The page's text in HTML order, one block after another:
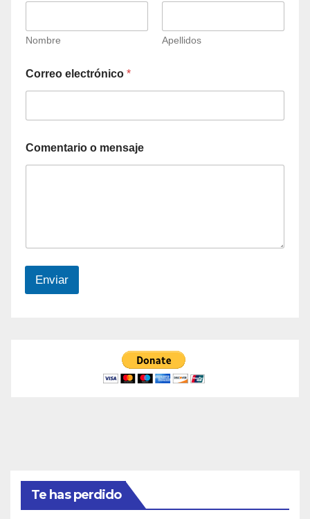
Nombre Apellidos
Correo electrónico *
Comentario o mensaje
Enviar
Te has perdido